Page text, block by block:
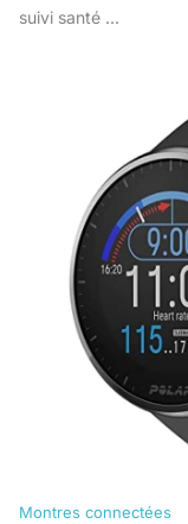
suivi santé ...
Montres connectées